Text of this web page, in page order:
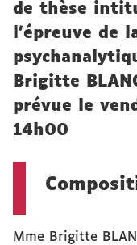
de thèse
l'épreuve de
Brigitte
prévue le
14h00
Mme Brigitte